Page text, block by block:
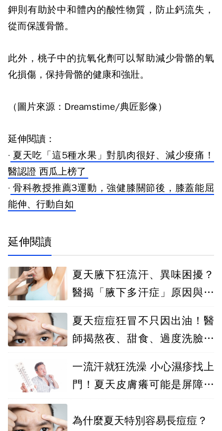
鉀則有助於中和體內的酸性物質，防止鈣流失，
從而保護骨骼。
此外，桃子中的抗氧化劑可以幫助減少骨骼的氧
化損傷，保持骨骼的健康和強壯。
（圖片來源：Dreamstime/典匠影像）
延伸閱讀：
· 夏天吃「這5種水果」對肌肉很好、減少痠痛！
醫認證 西瓜上榜了
· 骨科教授推薦3運動，強健膝關節後，膝蓋能屈
能伸、行動自如
延伸閱讀
夏天腋下狂流汗、異味困擾？
醫揭「腋下多汗症」原因與改
夏天痘痘狂冒不只因出油！醫
師揭熬夜、甜食、過度洗臉都
一流汗就狂洗澡 小心濕疹找上
門！夏天皮膚癢可能是屏障受
為什麼夏天特別容易長痘痘？